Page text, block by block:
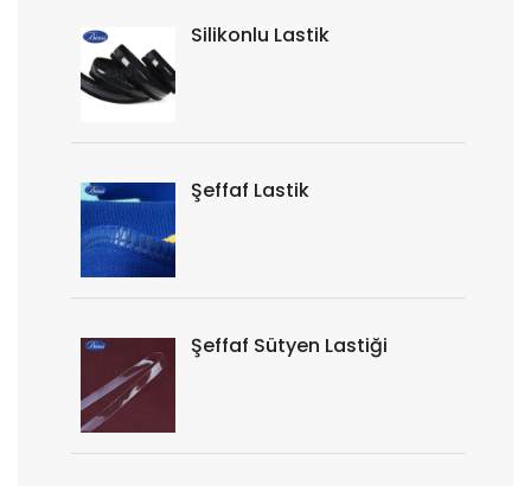
Silikonlu Lastik
Şeffaf Lastik
Şeffaf Sütyen Lastiği